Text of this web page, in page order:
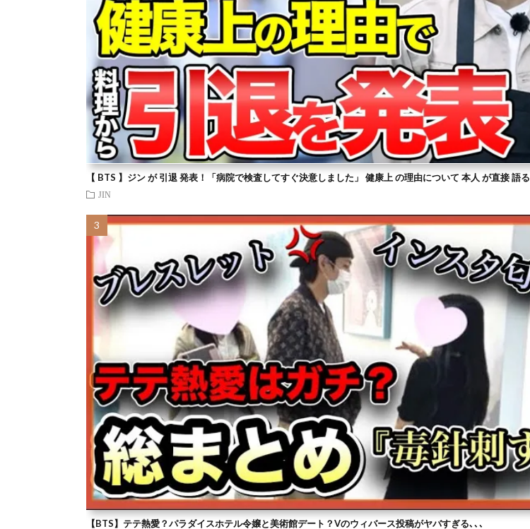
【 BTS 】ジン が 引退 発表！「病院で検査してすぐ決意しました」 健康上 の理由について 本人 が直接 語る
JIN
【BTS】テテ熱愛？パラダイスホテル令嬢と美術館デート？Vのウィバース投稿がヤバすぎる､､､